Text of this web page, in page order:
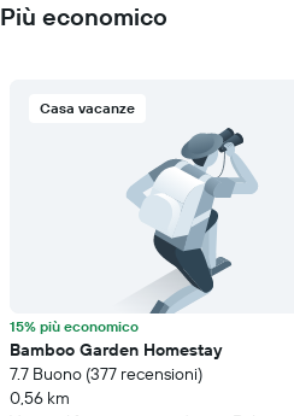
Più economico
Casa vacanze
15% più economico
Bamboo Garden Homestay
7.7 Buono (377 recensioni)
0,56 km